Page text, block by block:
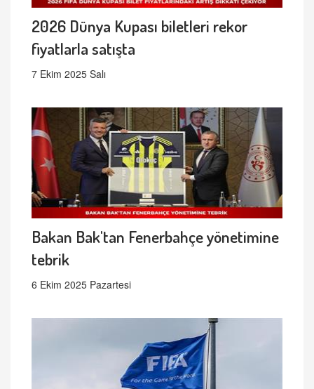
2026 Dünya Kupası biletleri rekor
fiyatlarla satışta
7 Ekim 2025 Salı
Bakan Bak'tan Fenerbahçe yönetimine
tebrik
6 Ekim 2025 Pazartesi